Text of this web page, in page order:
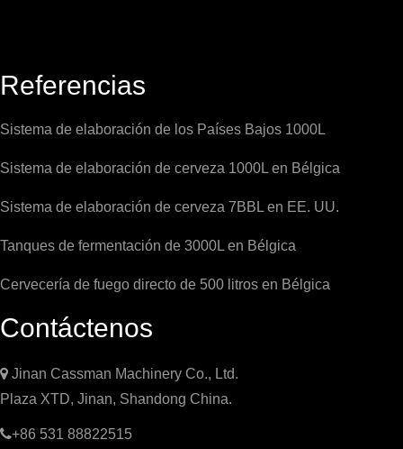
Referencias
Sistema de elaboración de los Países Bajos 1000L
Sistema de elaboración de cerveza 1000L en Bélgica
Sistema de elaboración de cerveza 7BBL en EE. UU.
Tanques de fermentación de 3000L en Bélgica
Cervecería de fuego directo de 500 litros en Bélgica
Contáctenos
 Jinan Cassman Machinery Co., Ltd.
Plaza XTD, Jinan, Shandong China.
+86 531 88822515